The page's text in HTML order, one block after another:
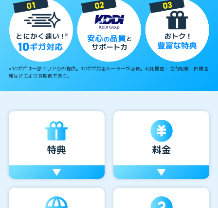
※10ギガは一部エリアでの提供。10ギガ対応ルーターが必要。利用機器・宅内配線・回線混
雑などにより速度低下あり。
特典 料金